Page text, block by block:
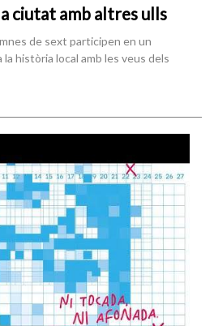
ciutat amb altres ulls
de sext participen en un
història local amb les veus dels